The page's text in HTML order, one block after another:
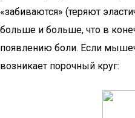
«забиваются» (теряют
больше и больше, что в
появлению боли. Если
возникает порочный круг: